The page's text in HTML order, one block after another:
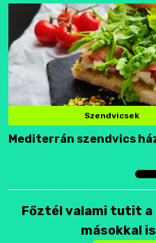
Szendvicsek
Mediterrán szendvics
Főztél valami tutit a
másokkal